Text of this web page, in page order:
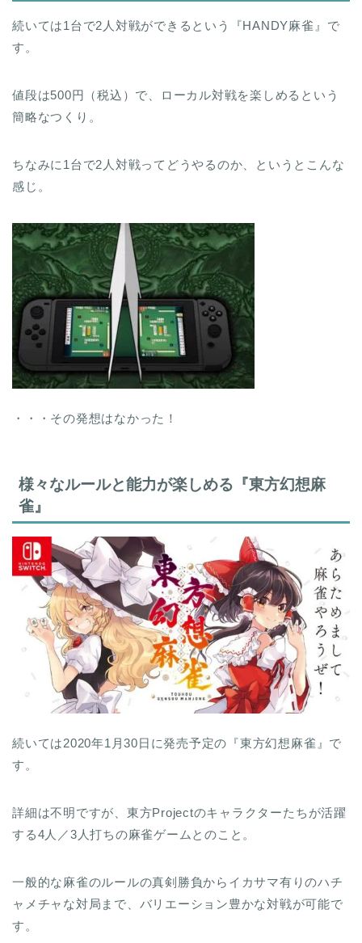
続いては1台で2人対戦ができるという『HANDY麻雀』で
す。
値段は500円（税込）で、ローカル対戦を楽しめるという
簡略なつくり。
ちなみに1台で2人対戦ってどうやるのか、というとこんな
感じ。
・・・その発想はなかった！
様々なルールと能力が楽しめる『東方幻想麻
雀』
続いては2020年1月30日に発売予定の『東方幻想麻雀』で
す。
詳細は不明ですが、東方Projectのキャラクターたちが活躍
する4人／3人打ちの麻雀ゲームとのこと。
一般的な麻雀のルールの真剣勝負からイカサマ有りのハチ
ャメチャな対局まで、バリエーション豊かな対戦が可能で
す。